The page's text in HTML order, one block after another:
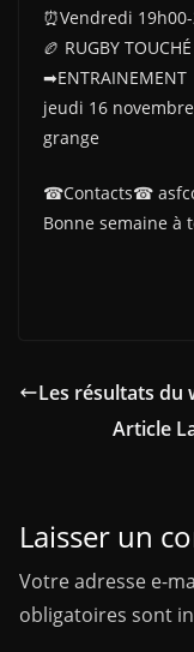
⏰Vendredi
🏉 RUGBY
➡ENTRAINEMENT
jeudi 16
grange
☎Contacts☎
Bonne semaine à
Les résultats du
Article
Laisser un
Votre adresse e-
obligatoires sont